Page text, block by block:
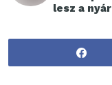
lesz a nyár